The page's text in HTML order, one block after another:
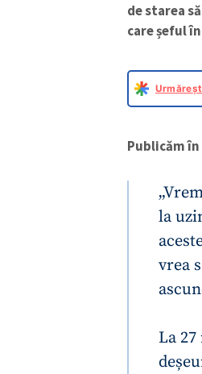
de starea
care șeful
Publicăm
la
vrea
La